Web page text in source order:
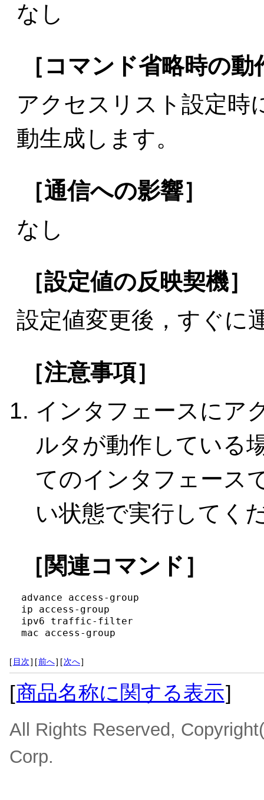
なし
［コマンド省略時の動
アクセスリスト設定時
動生成します。
［通信への影響］
なし
［設定値の反映契機］
設定値変更後，すぐに
［注意事項］
インタフェースにア
ルタが動作している
てのインタフェース
い状態で実行してく
［関連コマンド］
advance access-group
ip access-group
ipv6 traffic-filter
mac access-group
[ 目次] [前へ] [次へ]
[商品名称に関する表示]
All Rights Reserved,
Corp.